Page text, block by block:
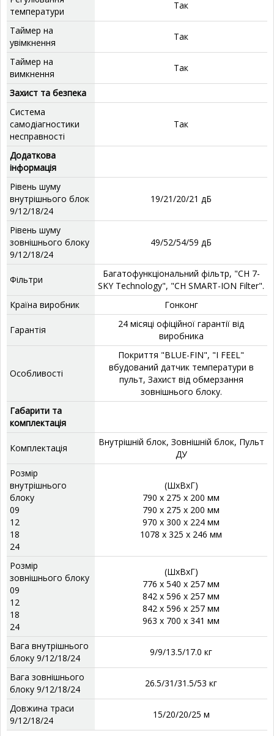
температури
Так
Таймер на
увімкнення
Так
Таймер на
вимкнення
Так
Захист та безпека
Система
самодіагностики
несправності
Так
Додаткова
інформація
Рівень шуму
внутрішнього блок
9/12/18/24
19/21/20/21 дБ
Рівень шуму
зовнішнього блоку
9/12/18/24
49/52/54/59 дБ
Фільтри
Багатофункціональний фільтр, "CH 7-
SKY Technology", "CH SMART-ION Filter".
Країна виробник
Гонконг
Гарантія
24 місяці офіційної гарантії від
виробника
Особливості
Покриття "BLUE-FIN", "I FEEL"
вбудований датчик температури в
пульт, Захист від обмерзання
зовнішнього блоку.
Габарити та
комплектація
Комплектація
Внутрішній блок, Зовнішній блок, Пульт
ДУ
Розмір
внутрішнього
блоку
09
12
18
24
(ШхВхГ)
790 x 275 x 200 мм
790 x 275 x 200 мм
970 x 300 x 224 мм
1078 x 325 x 246 мм
Розмір
зовнішнього блоку
09
12
18
24
(ШхВхГ)
776 x 540 x 257 мм
842 x 596 x 257 мм
842 x 596 x 257 мм
963 x 700 x 341 мм
Вага внутрішнього
блоку 9/12/18/24
9/9/13.5/17.0 кг
Вага зовнішнього
блоку 9/12/18/24
26.5/31/31.5/53 кг
Довжина траси
9/12/18/24
15/20/20/25 м